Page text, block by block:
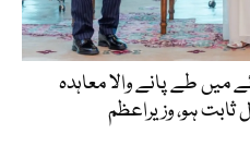
طے پانے والا معاہدہ
ہو، وزیراعظم